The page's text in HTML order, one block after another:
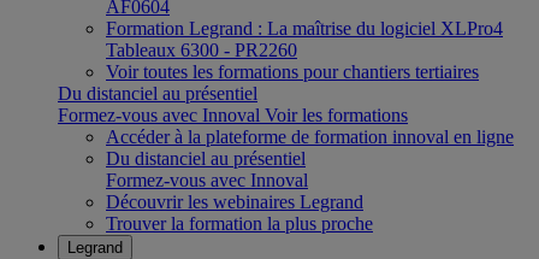
AF0604
Formation Legrand : La maîtrise du logiciel XLPro4
Tableaux 6300 - PR2260
Voir toutes les formations pour chantiers tertiaires
Du distanciel au présentiel
Formez-vous avec Innoval Voir les formations
Accéder à la plateforme de formation innoval en ligne
Du distanciel au présentiel
Formez-vous avec Innoval
Découvrir les webinaires Legrand
Trouver la formation la plus proche
Legrand